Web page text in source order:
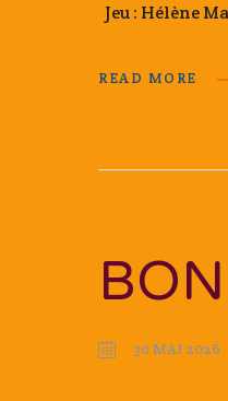
Jeu : Hélène
READ MORE
30 MAI 2026